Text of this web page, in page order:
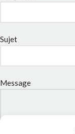
Sujet
Message